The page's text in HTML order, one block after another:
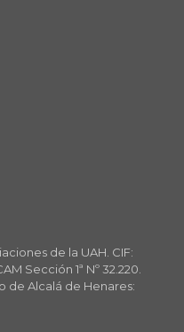
de la UAH. CIF:
Sección 1ª Nº 32.220.
de Alcalá de Henares: